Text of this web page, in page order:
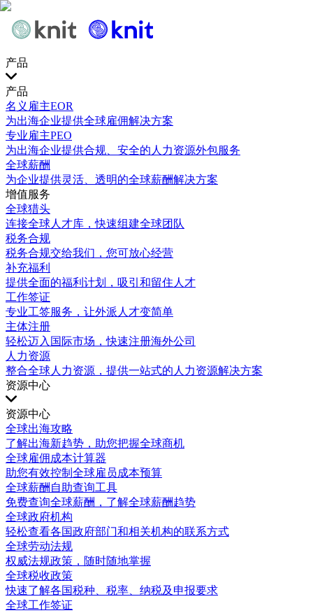
产品
产品
名义雇主EOR
为出海企业提供全球雇佣解决方案
专业雇主PEO
为出海企业提供合规、安全的人力资源外包服务
全球薪酬
为企业提供灵活、透明的全球薪酬解决方案
增值服务
全球猎头
连接全球人才库，快速组建全球团队
税务合规
税务合规交给我们，您可放心经营
补充福利
提供全面的福利计划，吸引和留住人才
工作签证
专业工签服务，让外派人才变简单
主体注册
轻松迈入国际市场，快速注册海外公司
人力资源
整合全球人力资源，提供一站式的人力资源解决方案
资源中心
资源中心
全球出海攻略
了解出海新趋势，助您把握全球商机
全球雇佣成本计算器
助您有效控制全球雇员成本预算
全球薪酬自助查询工具
免费查询全球薪酬，了解全球薪酬趋势
全球政府机构
轻松查看各国政府部门和相关机构的联系方式
全球劳动法规
权威法规政策，随时随地掌握
全球税收政策
快速了解各国税种、税率、纳税及申报要求
全球工作签证